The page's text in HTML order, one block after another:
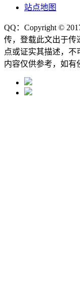
站点地图
QQ：Copyright ©
传，登载此文出于传
点或证实其描述，
内容仅供参考，如有